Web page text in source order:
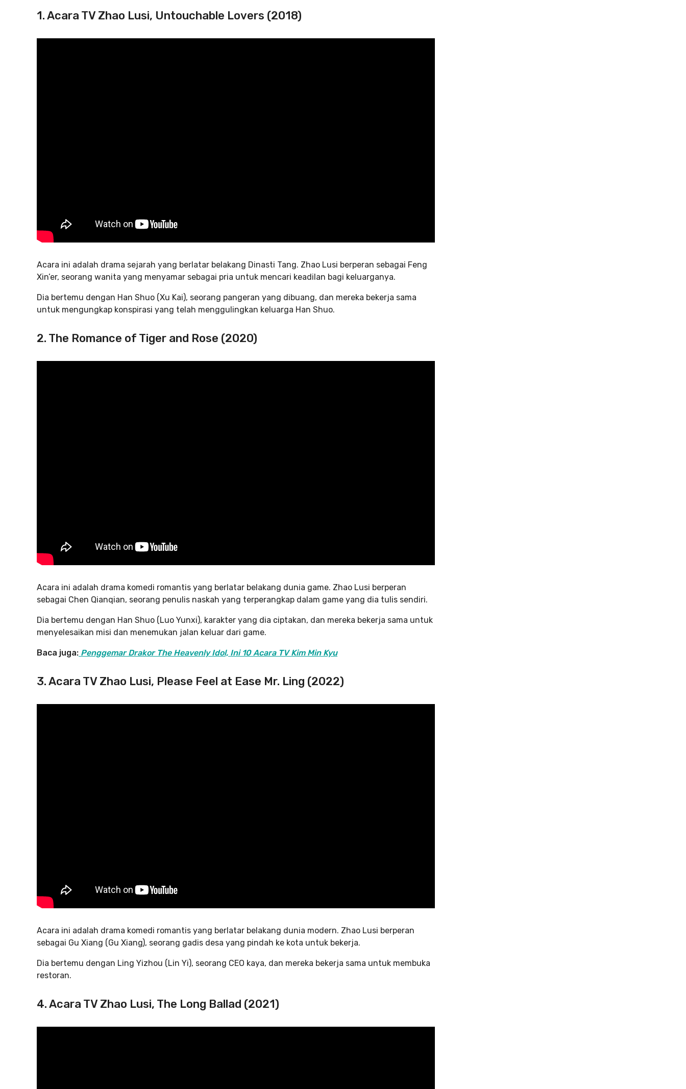
1. Acara TV Zhao Lusi, Untouchable Lovers (2018)
Acara ini adalah drama sejarah yang berlatar belakang Dinasti Tang. Zhao Lusi berperan sebagai Feng
Xin’er, seorang wanita yang menyamar sebagai pria untuk mencari keadilan bagi keluarganya.
Dia bertemu dengan Han Shuo (Xu Kai), seorang pangeran yang dibuang, dan mereka bekerja sama
untuk mengungkap konspirasi yang telah menggulingkan keluarga Han Shuo.
2. The Romance of Tiger and Rose (2020)
Acara ini adalah drama komedi romantis yang berlatar belakang dunia game. Zhao Lusi berperan
sebagai Chen Qianqian, seorang penulis naskah yang terperangkap dalam game yang dia tulis sendiri.
Dia bertemu dengan Han Shuo (Luo Yunxi), karakter yang dia ciptakan, dan mereka bekerja sama untuk
menyelesaikan misi dan menemukan jalan keluar dari game.
Baca juga: Penggemar Drakor The Heavenly Idol, Ini 10 Acara TV Kim Min Kyu
3. Acara TV Zhao Lusi, Please Feel at Ease Mr. Ling (2022)
Acara ini adalah drama komedi romantis yang berlatar belakang dunia modern. Zhao Lusi berperan
sebagai Gu Xiang (Gu Xiang), seorang gadis desa yang pindah ke kota untuk bekerja.
Dia bertemu dengan Ling Yizhou (Lin Yi), seorang CEO kaya, dan mereka bekerja sama untuk membuka
restoran.
4. Acara TV Zhao Lusi, The Long Ballad (2021)